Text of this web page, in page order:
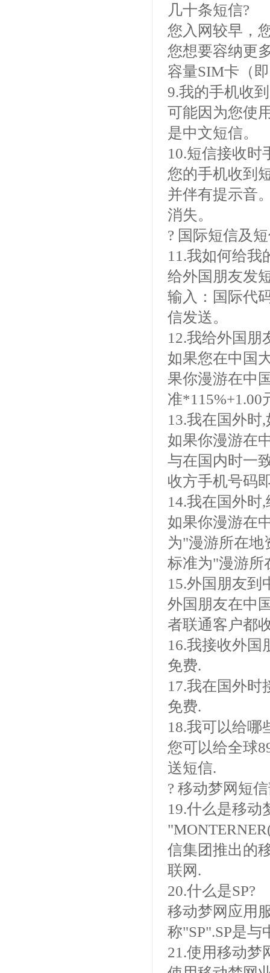
几十条短信?
您入网较早，
您想要容纳更
容量SIM卡（
9.我的手机收
可能因为您使
是中文短信。
10.短信接收时
您的手机收到
并伴有提示音
消失。
? 国际短信及
11.我如何给我
给外国朋友发
输入：国际代
信发送。
12.我给外国朋
如果您在中国
果你漫游在中
准
13.我在国外时
如果你漫游在
与在国内时一
收方手机号
14.我在国外时
如果你漫游在
为"漫游所在地
标准为"漫游
15.外国朋友到
外国朋友在中
者联通客户
16.我接收外国
免费.
17.我在国外时
免费.
18.我可以给哪
您可以给全球
送短信.
? 移动梦网短
19.什么是移动
信集团推出的
联网.
20.什么是SP?
移动梦网应用
称"SP".SP是
21.使用移动梦